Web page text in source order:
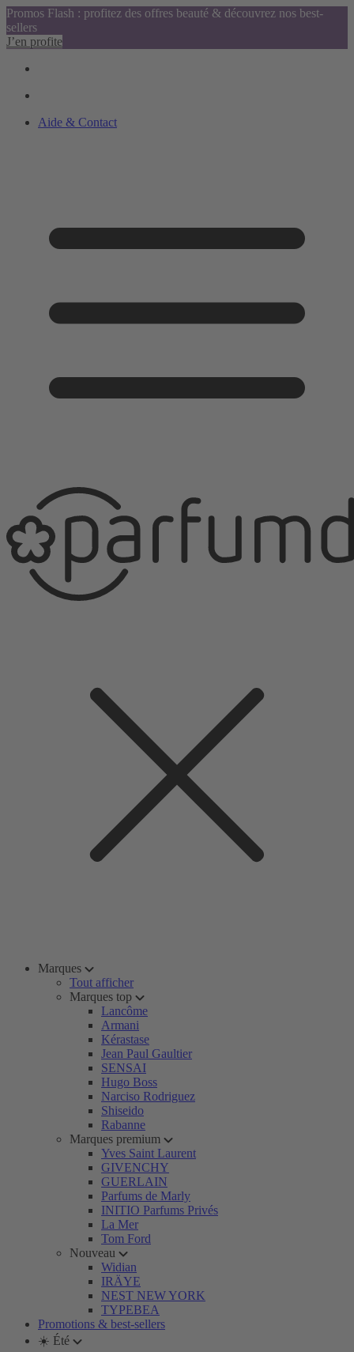
Promos Flash : profitez des offres beauté & découvrez nos best-
sellers
J’en profite
Aide & Contact
Marques
Tout afficher
Marques top
Lancôme
Armani
Kérastase
Jean Paul Gaultier
SENSAI
Hugo Boss
Narciso Rodriguez
Shiseido
Rabanne
Marques premium
Yves Saint Laurent
GIVENCHY
GUERLAIN
Parfums de Marly
INITIO Parfums Privés
La Mer
Tom Ford
Nouveau
Widian
IRÄYE
NEST NEW YORK
TYPEBEA
Promotions & best-sellers
☀️ Été